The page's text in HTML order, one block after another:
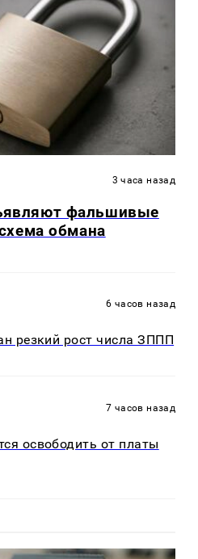
3 часа назад
фальшивые
обмана
6 часов назад
резкий рост числа ЗППП
7 часов назад
освободить от платы